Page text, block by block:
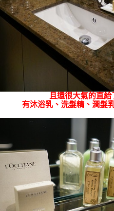
且還很大氣的直給
有沐浴乳、洗髮精、潤髮